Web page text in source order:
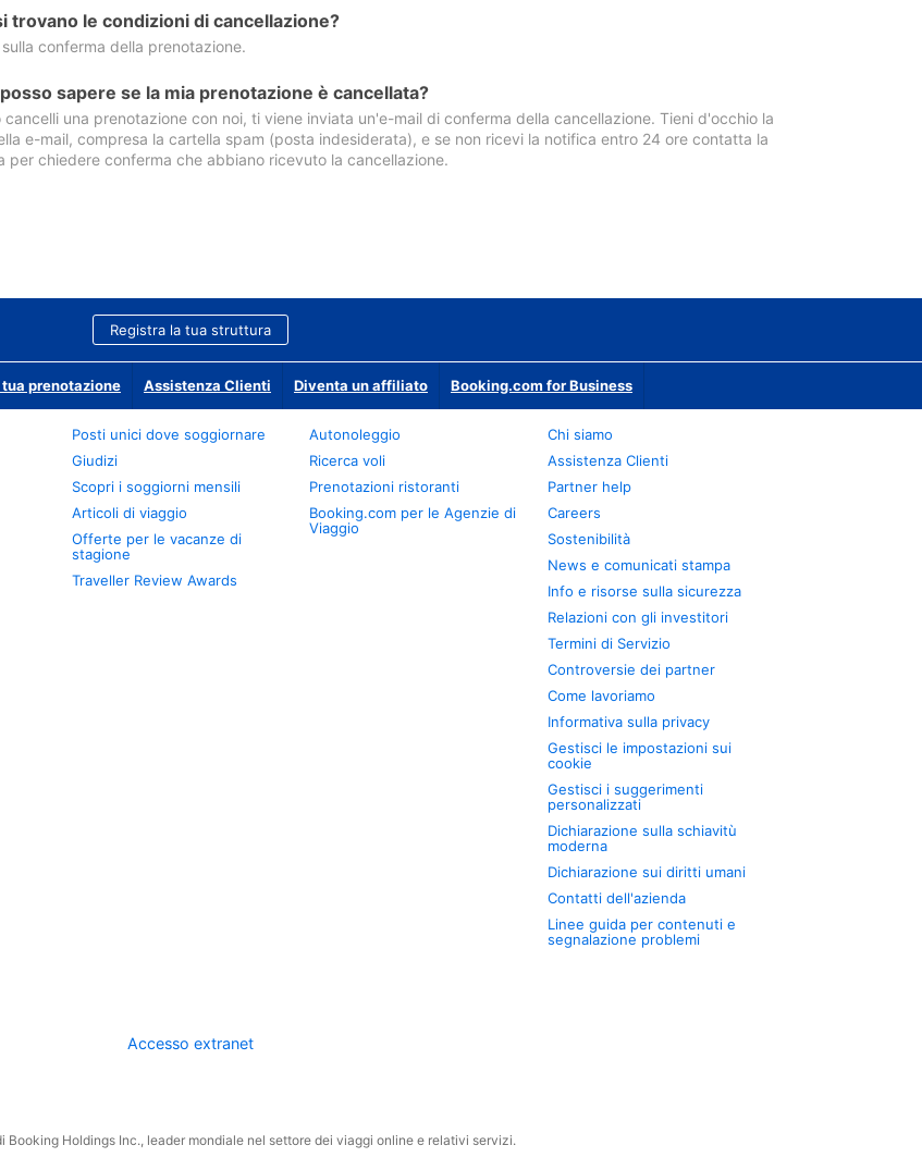
trovano le condizioni di cancellazione?
conferma della prenotazione.
sapere se la mia prenotazione è cancellata?
cancelli una prenotazione con noi, ti viene inviata un'e-mail di conferma della cancellazione. Tieni d'occhio la
e-mail, compresa la cartella spam (posta indesiderata), e se non ricevi la notifica entro 24 ore contatta la
per chiedere conferma che abbiano ricevuto la cancellazione.
Registra la tua struttura
prenotazione Assistenza Clienti Diventa un affiliato Booking.com for Business
Posti unici dove soggiornare
Giudizi
Scopri i soggiorni mensili
Articoli di viaggio
Offerte per le vacanze di
stagione
Traveller Review Awards
Autonoleggio
Ricerca voli
Prenotazioni ristoranti
Booking.com per le Agenzie di
Viaggio
Chi siamo
Assistenza Clienti
Partner help
Careers
Sostenibilità
News e comunicati stampa
Info e risorse sulla sicurezza
Relazioni con gli investitori
Termini di Servizio
Controversie dei partner
Come lavoriamo
Informativa sulla privacy
Gestisci le impostazioni sui
cookie
Gestisci i suggerimenti
personalizzati
Dichiarazione sulla schiavitù
moderna
Dichiarazione sui diritti umani
Contatti dell'azienda
Linee guida per contenuti e
segnalazione problemi
Accesso extranet
Booking Holdings Inc., leader mondiale nel settore dei viaggi online e relativi servizi.